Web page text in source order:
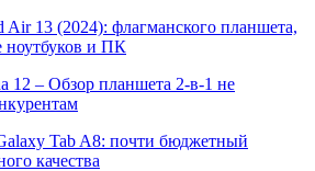
Air 13 (2024): флагманского планшета,
ноутбуков и ПК
12 – Обзор планшета 2-в-1 не
Tab A8: почти бюджетный
качества